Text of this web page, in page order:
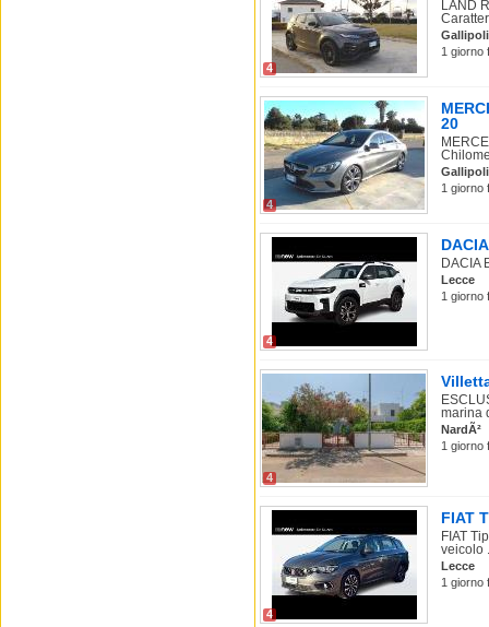
4
LAND
Gallipoli
1 giorno
4
20
Gallipoli
1 giorno
4
DACIA
Lecce
1 giorno
4
marina
NardÃ²
1 giorno
4
FIAT
FIAT
veicolo
Lecce
1 giorno